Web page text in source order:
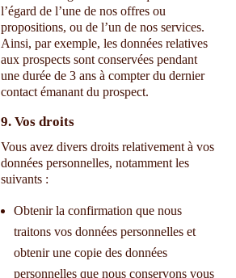
l’égard de l’une de nos offres ou
propositions, ou de l’un de nos services.
Ainsi, par exemple, les données relatives
aux prospects sont conservées pendant
une durée de 3 ans à compter du dernier
contact émanant du prospect.
9. Vos droits
Vous avez divers droits relativement à vos
données personnelles, notamment les
suivants :
Obtenir la confirmation que nous
traitons vos données personnelles et
obtenir une copie des données
personnelles que nous conservons vous